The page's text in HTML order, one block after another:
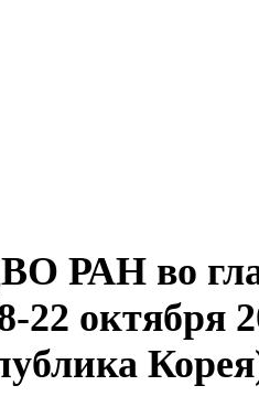
РАН во
22 октября